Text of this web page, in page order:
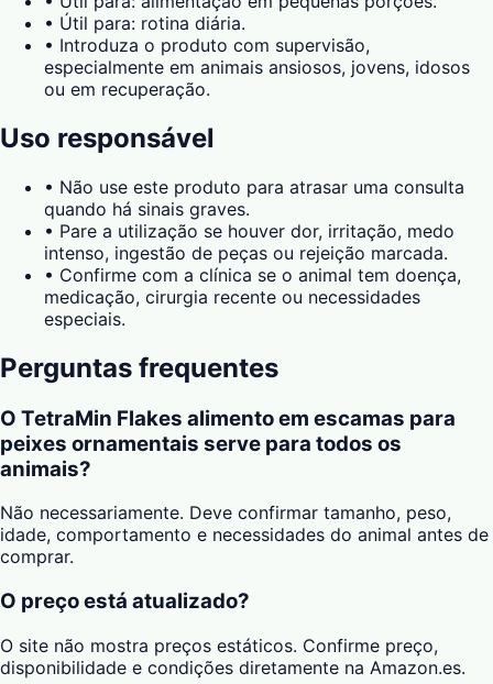
• Útil para: rotina diária.
• Introduza o produto com supervisão,
especialmente em animais ansiosos, jovens, idosos
ou em recuperação.
Uso responsável
• Não use este produto para atrasar uma consulta
quando há sinais graves.
• Pare a utilização se houver dor, irritação, medo
intenso, ingestão de peças ou rejeição marcada.
• Confirme com a clínica se o animal tem doença,
medicação, cirurgia recente ou necessidades
especiais.
Perguntas frequentes
O TetraMin Flakes alimento em escamas para
peixes ornamentais serve para todos os
animais?
Não necessariamente. Deve confirmar tamanho, peso,
idade, comportamento e necessidades do animal antes de
comprar.
O preço está atualizado?
O site não mostra preços estáticos. Confirme preço,
disponibilidade e condições diretamente na Amazon.es.